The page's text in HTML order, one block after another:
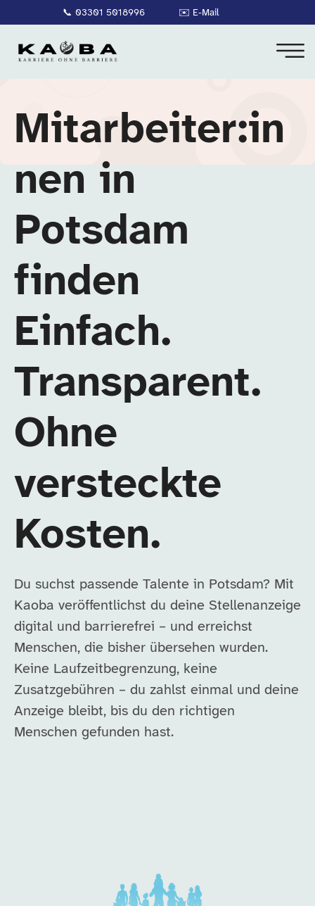
📞 03301 5018996 ✉️ E-Mail
Mitarbeiter:in
nen in
Potsdam
finden
Einfach.
Transparent.
Ohne
versteckte
Kosten.
Du suchst passende Talente in Potsdam? Mit
Kaoba veröffentlichst du deine Stellenanzeige
digital und barrierefrei – und erreichst
Menschen, die bisher übersehen wurden.
Keine Laufzeitbegrenzung, keine
Zusatzgebühren – du zahlst einmal und deine
Anzeige bleibt, bis du den richtigen
Menschen gefunden hast.
Unsere Arbeitgeber in